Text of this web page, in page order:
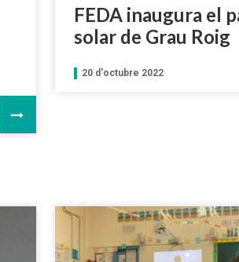
FEDA inaugura el
solar de Grau Roig
20 d'octubre 2022